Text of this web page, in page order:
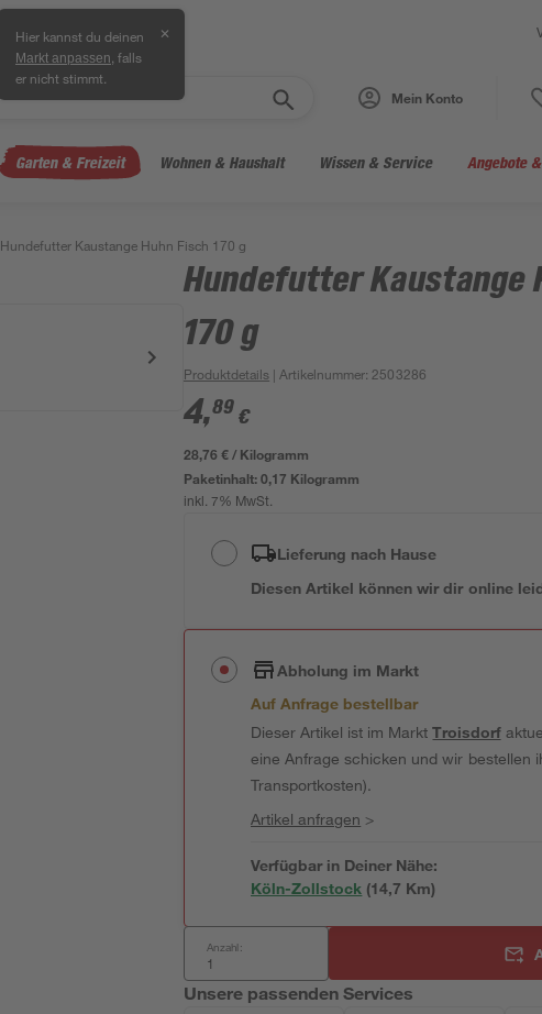
Hier kannst du deinen
Markt anpassen , falls
er nicht stimmt.
✕
Mein Konto
Garten & Freizeit Wohnen & Haushalt Wissen & Service Angebote
Hundefutter Kaustange Huhn Fisch 170 g
Hundefutter Kaustange
170 g
Produktdetails | Artikelnummer: 2503286
4,89 €
28,76 € / Kilogramm
Paketinhalt:0,17 Kilogramm
inkl. 7% MwSt.
Lieferung nach Hause
Diesen Artikel können wir dir online
Abholung im Markt
Auf Anfrage bestellbar
Dieser Artikel ist im MarktTroisdorf
eine Anfrage schicken und wir bestellen
Transportkosten).
Artikel anfragen >
Verfügbar in Deiner Nähe:
Köln-Zollstock (14,7 Km)
Anzahl:
Unsere passenden Services